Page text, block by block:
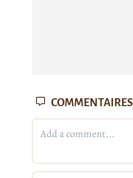
COMMENTAIRES